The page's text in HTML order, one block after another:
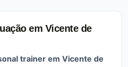
em Vicente de
trainer em Vicente de